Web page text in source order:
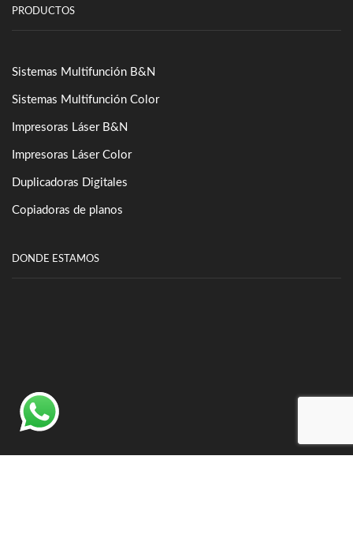
PRODUCTOS
Sistemas Multifunción B&N
Sistemas Multifunción Color
Impresoras Láser B&N
Impresoras Láser Color
Duplicadoras Digitales
Copiadoras de planos
DONDE ESTAMOS